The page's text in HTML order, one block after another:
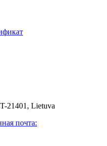
21401, Lietuva
почта: